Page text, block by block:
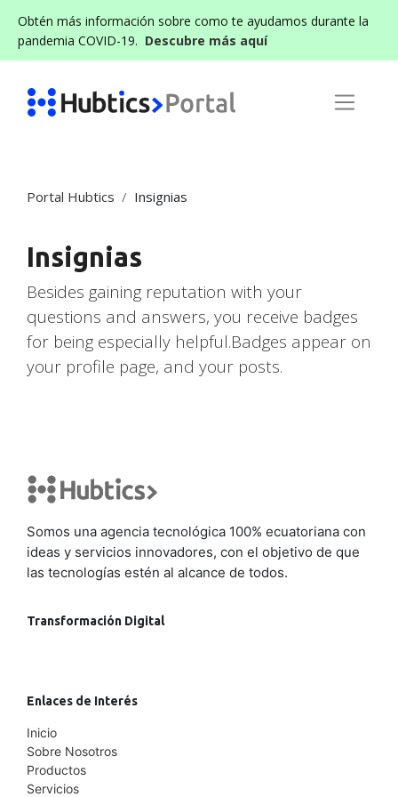
Obtén más información sobre como te ayudamos durante la
pandemia COVID-19. Descubre más aquí
Portal Hubtics Insignias
Insignias
Besides gaining reputation with your
questions and answers, you receive badges
for being especially helpful.Badges appear on
your profile page, and your posts.
Somos una agencia tecnológica 100% ecuatoriana con
ideas y servicios innovadores, con el objetivo de que
las tecnologías estén al alcance de todos.
Transformación Digital
Enlaces de Interés
Inicio
Sobre Nosotros
Productos
Servicios